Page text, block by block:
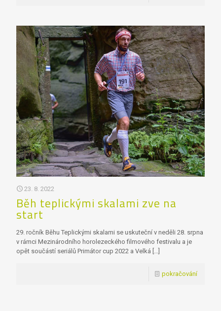
23. 8. 2022
Běh teplickými skalami zve na
start
29. ročník Běhu Teplickými skalami se uskuteční v neděli 28. srpna
v rámci Mezinárodního horolezeckého filmového festivalu a je
opět součástí seriálů Primátor cup 2022 a Velká […]
pokračování